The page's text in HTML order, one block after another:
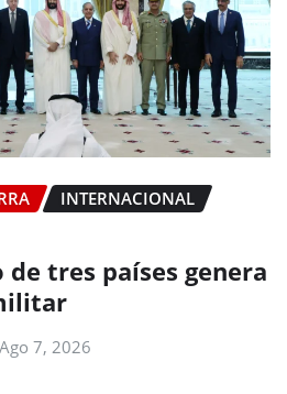
INTERNACIONAL
tres países genera
Ago 7, 2026